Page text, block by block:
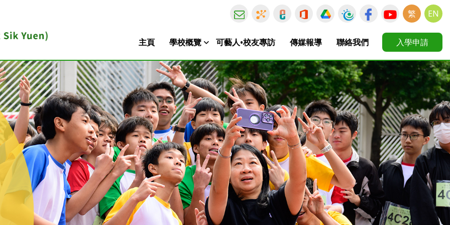
繁 EN
主頁 學校概覽 可藝人•校友專訪 傳媒報導 聯絡我們 入學申請